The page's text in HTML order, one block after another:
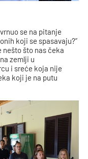
se na pitanje
koji se spasavaju?”
nešto što nas čeka
zemlji u
i sreće koja nije
koji je na putu